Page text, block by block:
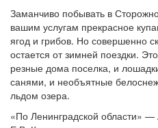
Заманчиво побывать в
вашим услугам прекрасное
ягод и грибов. Но совершенно
остается от зимней поездки.
резные дома поселка, и
санями, и необъятные
льдом озера.
«По Ленинградской области»